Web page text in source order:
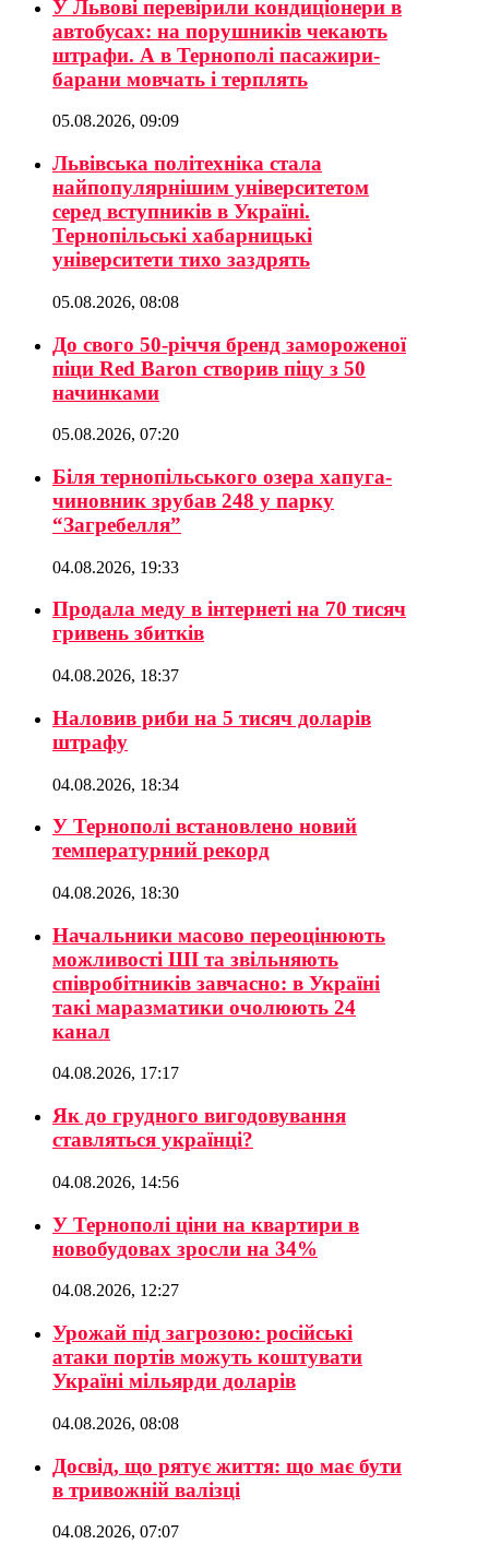
У Львові перевірили кондиціонери в
автобусах: на порушників чекають
штрафи. А в Тернополі пасажири-
барани мовчать і терплять
05.08.2026, 09:09
Львівська політехніка стала
найпопулярнішим університетом
серед вступників в Україні.
Тернопільські хабарницькі
університети тихо заздрять
05.08.2026, 08:08
До свого 50-річчя бренд замороженої
піци Red Baron створив піцу з 50
начинками
05.08.2026, 07:20
Біля тернопільського озера хапуга-
чиновник зрубав 248 у парку
“Загребелля”
04.08.2026, 19:33
Продала меду в інтернеті на 70 тисяч
гривень збитків
04.08.2026, 18:37
Наловив риби на 5 тисяч доларів
штрафу
04.08.2026, 18:34
У Тернополі встановлено новий
температурний рекорд
04.08.2026, 18:30
Начальники масово переоцінюють
можливості ШІ та звільняють
співробітників завчасно: в Україні
такі маразматики очолюють 24
канал
04.08.2026, 17:17
Як до грудного вигодовування
ставляться українці?
04.08.2026, 14:56
У Тернополі ціни на квартири в
новобудовах зросли на 34%
04.08.2026, 12:27
Урожай під загрозою: російські
атаки портів можуть коштувати
Україні мільярди доларів
04.08.2026, 08:08
Досвід, що рятує життя: що має бути
в тривожній валізці
04.08.2026, 07:07